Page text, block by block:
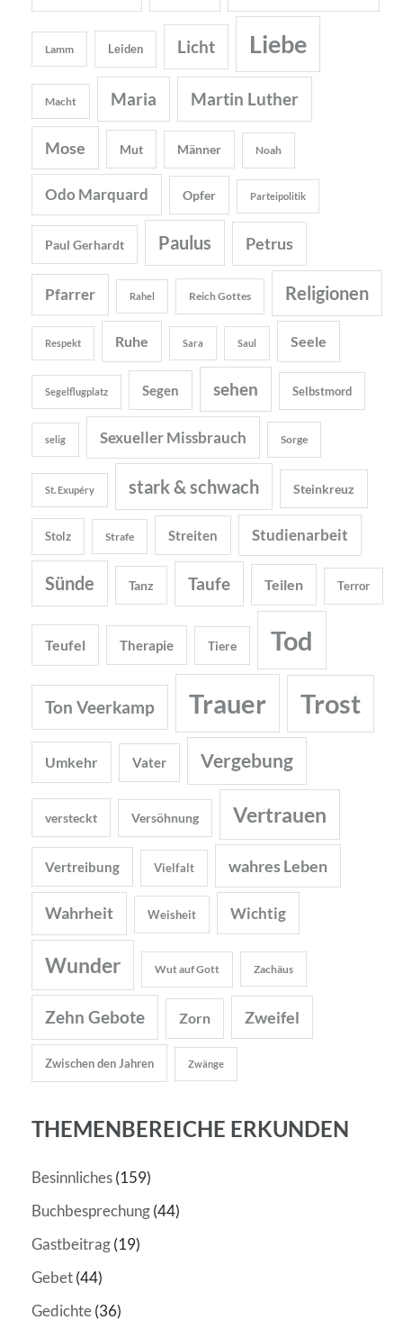
Lamm Leiden Licht Liebe
Macht Maria Martin Luther
Mose Mut Männer Noah
Odo Marquard Opfer Parteipolitik
Paul Gerhardt Paulus Petrus
Pfarrer Rahel Reich Gottes Religionen
Respekt Ruhe Sara Saul Seele
Segelflugplatz Segen sehen Selbstmord
selig Sexueller Missbrauch Sorge
St. Exupéry stark & schwach Steinkreuz
Stolz Strafe Streiten Studienarbeit
Sünde Tanz Taufe Teilen Terror
Teufel Therapie Tiere Tod
Ton Veerkamp Trauer Trost
Umkehr Vater Vergebung
versteckt Versöhnung Vertrauen
Vertreibung Vielfalt wahres Leben
Wahrheit Weisheit Wichtig
Wunder Wut auf Gott Zachäus
Zehn Gebote Zorn Zweifel
Zwischen den Jahren Zwänge
THEMENBEREICHE ERKUNDEN
Besinnliches(159)
Buchbesprechung(44)
Gastbeitrag(19)
Gebet(44)
Gedichte(36)